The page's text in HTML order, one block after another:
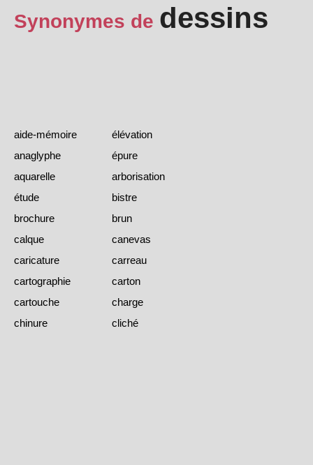
Synonymes de dessins
aide-mémoire
élévation
anaglyphe
épure
aquarelle
arborisation
étude
bistre
brochure
brun
calque
canevas
caricature
carreau
cartographie
carton
cartouche
charge
chinure
cliché